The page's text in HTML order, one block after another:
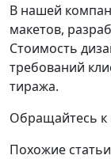
В нашей
макетов,
Стоимость
требований
тиража.
Обращайтесь к
Похожие статьи